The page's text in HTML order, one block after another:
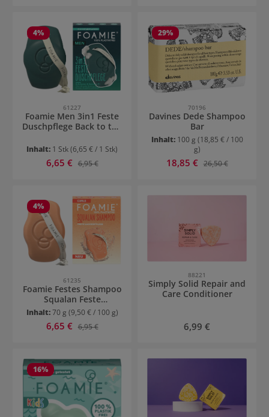
4%
61227
Foamie Men 3in1 Feste
Duschpflege Back to the
Inhalt: 1 Stk(6,65 € / 1 Stk)
Verkaufspreis:
6,65 € Regulärer Preis:
6,95 €
29%
70196
Davines Dede Shampoo
Bar
Inhalt: 100 g (18,85 € / 100
g)
Verkaufspreis:
18,85 € Regulärer Preis:
26,50 €
4%
61235
Foamie Festes Shampoo
Squalan Feste
Lockenpflege
Inhalt:70 g (9,50 € / 100 g)
Verkaufspreis:
6,65 € Regulärer Preis:
6,95 €
88221
Simply Solid Repair and
Care Conditioner
Regulärer Preis:
6,99 €
16%